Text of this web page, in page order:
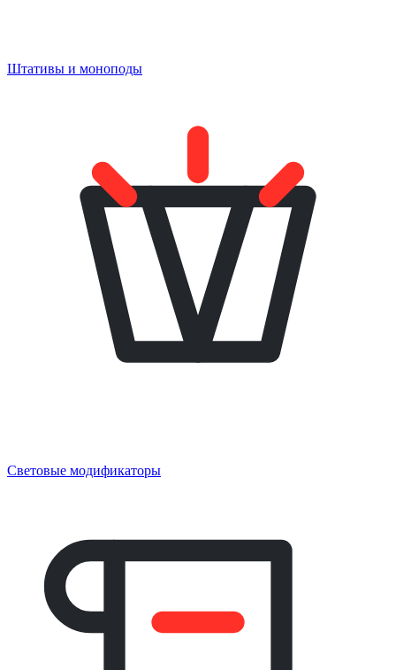
Штативы и моноподы
Световые модификаторы